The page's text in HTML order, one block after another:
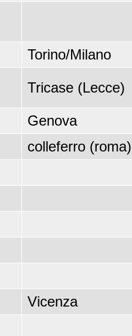
Torino/Milano
Tricase (Lecce)
Genova
colleferro (roma)
Vicenza